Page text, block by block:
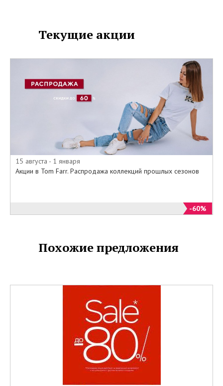
уникальные и модные пуховики,
Большой спектр аксессуаров
сумками и иными изделиями.
Текущие акции
15 августа - 1 января
Акции в Tom Farr. Распродажа коллекций прошлых сезонов
-60%
Похожие предложения